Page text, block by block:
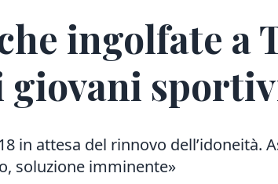
ingolfate a
giovani
in attesa del rinnovo dell’idoneità.
soluzione imminente»